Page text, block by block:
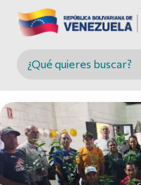
Buscar en MINCYT